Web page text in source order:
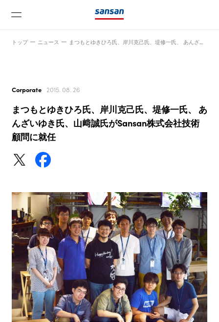
ニュース
サービス
会社情報
株主・投資家情報
サステナビリティ
採用情報
トップ ニュース
Corporate 2015. 08. 26
まつもとゆきひろ氏、岸川克己氏、堤修一氏、 あ
んざいゆき氏、山﨑誠氏がSansan株式会社技術
顧問に就任